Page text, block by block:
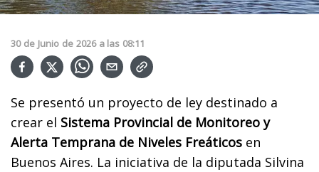
30 de Junio de 2026 a las 08:11
Se presentó un proyecto de ley destinado a
crear el Sistema Provincial de Monitoreo y
Alerta Temprana de Niveles Freáticos en
Buenos Aires. La iniciativa de la diputada Silvina